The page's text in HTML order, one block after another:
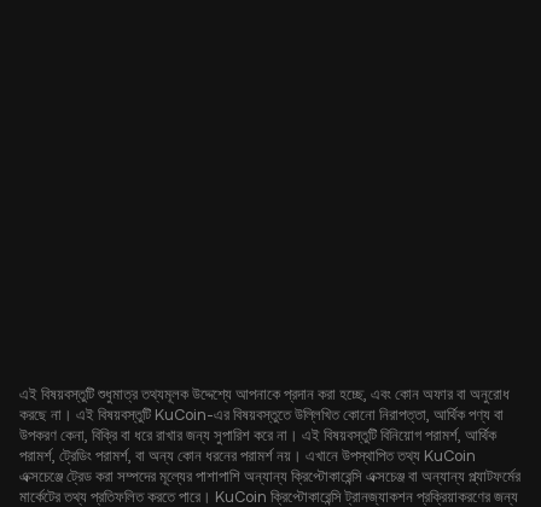
এই বিষয়বস্তুটি শুধুমাত্র তথ্যমূলক উদ্দেশ্যে আপনাকে প্রদান করা হচ্ছে, এবং কোন অফার বা অনুরোধ
করছে না। এই বিষয়বস্তুটি KuCoin-এর বিষয়বস্তুতে উল্লিখিত কোনো নিরাপত্তা, আর্থিক পণ্য বা
উপকরণ কেনা, বিক্রি বা ধরে রাখার জন্য সুপারিশ করে না। এই বিষয়বস্তুটি বিনিয়োগ পরামর্শ, আর্থিক
পরামর্শ, ট্রেডিং পরামর্শ, বা অন্য কোন ধরনের পরামর্শ নয়। এখানে উপস্থাপিত তথ্য KuCoin
এক্সচেঞ্জে ট্রেড করা সম্পদের মূল্যের পাশাপাশি অন্যান্য ক্রিপ্টোকারেন্সি এক্সচেঞ্জ বা অন্যান্য প্ল্যাটফর্মের
মার্কেটের তথ্য প্রতিফলিত করতে পারে। KuCoin ক্রিপ্টোকারেন্সি ট্রানজ্যাকশন প্রক্রিয়াকরণের জন্য